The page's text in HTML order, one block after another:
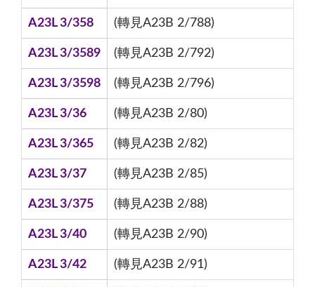
A23L 3/358 (轉見A23B 2/788)
A23L 3/3589 (轉見A23B 2/792)
A23L 3/3598 (轉見A23B 2/796)
A23L 3/36 (轉見A23B 2/80)
A23L 3/365 (轉見A23B 2/82)
A23L 3/37 (轉見A23B 2/85)
A23L 3/375 (轉見A23B 2/88)
A23L 3/40 (轉見A23B 2/90)
A23L 3/42 (轉見A23B 2/91)